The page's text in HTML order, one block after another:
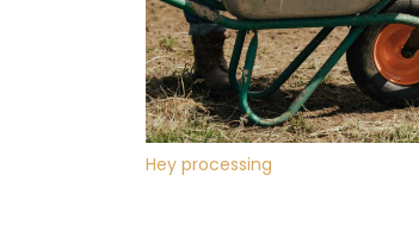
Hey processing